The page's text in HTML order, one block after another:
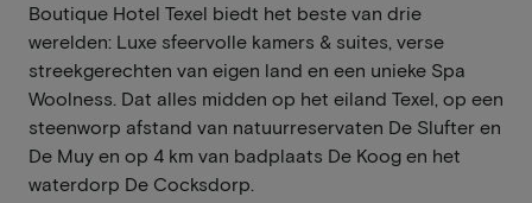
Boutique Hotel Texel biedt het beste van drie
werelden: Luxe sfeervolle kamers & suites, verse
streekgerechten van eigen land en een unieke Spa
Woolness. Dat alles midden op het eiland Texel, op een
steenworp afstand van natuurreservaten De Slufter en
De Muy en op 4 km van badplaats De Koog en het
waterdorp De Cocksdorp.